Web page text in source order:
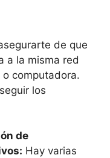
de que
a la misma red
computadora.
los
de
Hay varias